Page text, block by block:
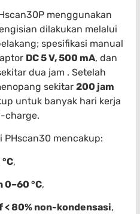
menggunakan
dilakukan melalui
spesifikasi manual
DC 5 V, 500 mA, dan
dua jam . Setelah
sekitar 200 jam
untuk banyak hari kerja
charge.
PHscan30 mencakup:
,
0–60 °C,
80% non-kondensasi,